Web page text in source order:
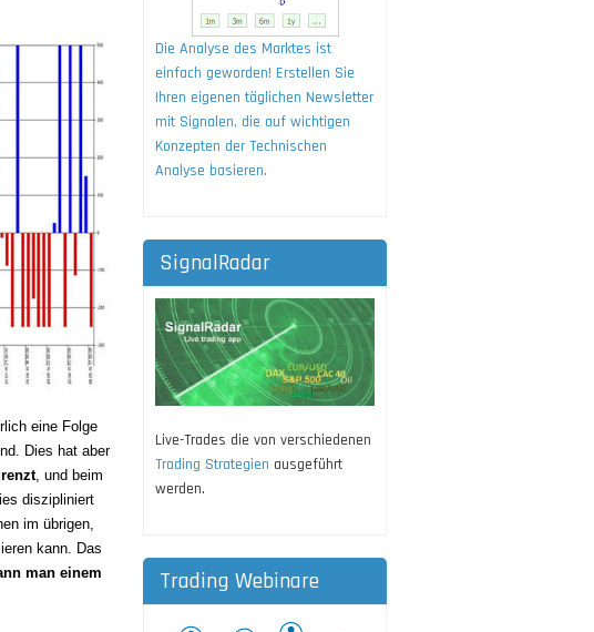
eine Folge
Dies hat aber
, und beim
diszipliniert
im übrigen,
kann. Das
man einem
Die Analyse des Marktes ist
einfach geworden! Erstellen Sie
Ihren eigenen täglichen Newsletter
mit Signalen, die auf wichtigen
Konzepten der Technischen
Analyse basieren.
SignalRadar
Live-Trades die von verschiedenen
Trading Strategien ausgeführt
werden.
Trading Webinare